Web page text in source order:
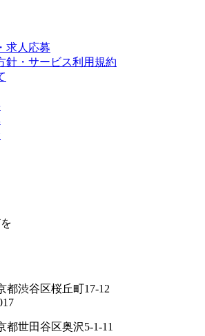
求人応募
針・サービス利用規約
都渋谷区桜丘町17-12
都世田谷区奥沢5-1-11